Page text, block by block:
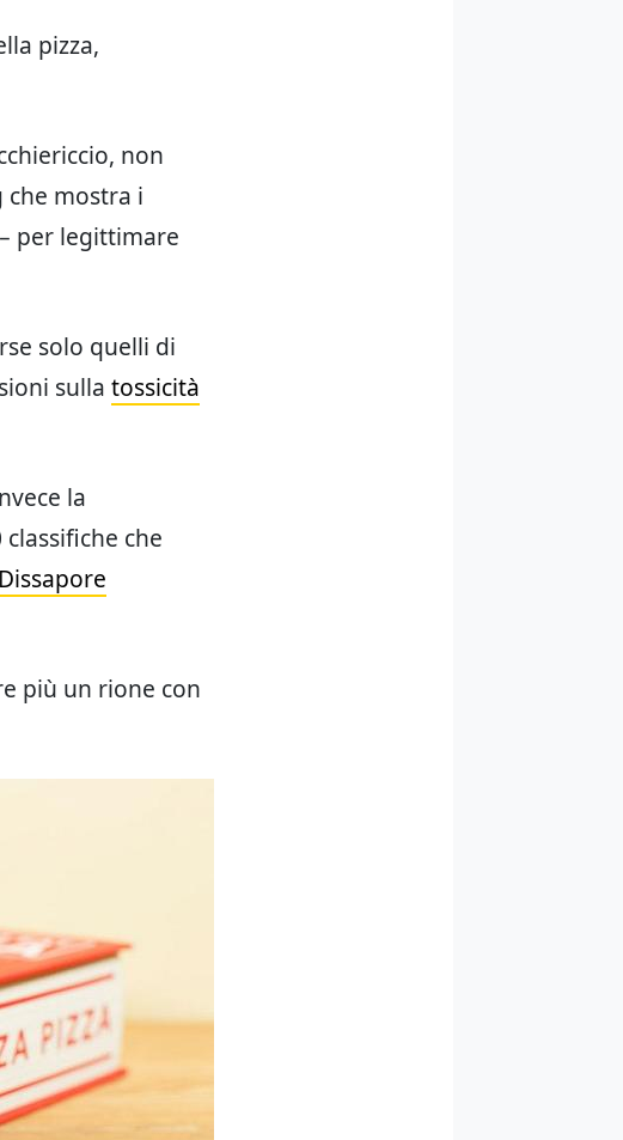
pizza,
non
che mostra i
per legittimare
solo quelli di
sulla tossicità
la
che
Dissapore
più un rione con